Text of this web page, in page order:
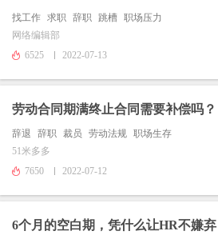
找工作 求职 辞职 跳槽 职场压力
网络编辑部
6525
2022-07-13
劳动合同期满终止合同需要补偿吗？
辞退 辞职 裁员 劳动法规 职场生存
51米多多
7650
2022-07-12
6个月的空白期，凭什么让HR不嫌弃